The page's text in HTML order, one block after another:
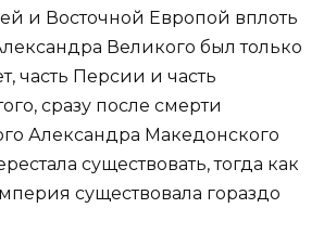
и Восточной Европой вплоть
Великого был только
часть Персии и часть
сразу после смерти
Александра Македонского
существовать, тогда как
существовала гораздо